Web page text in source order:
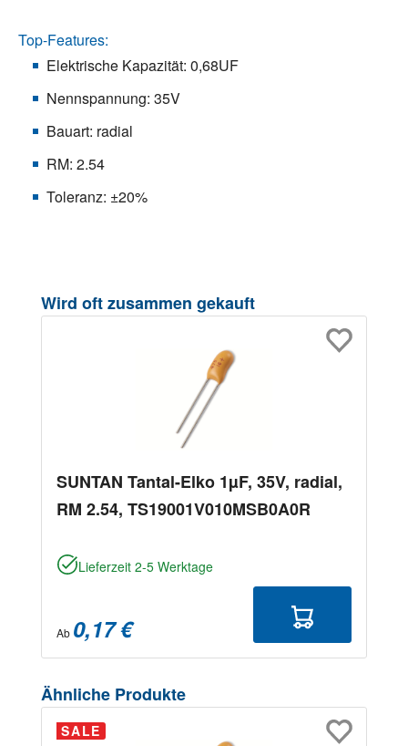
Top-Features:
Elektrische Kapazität: 0,68UF
Nennspannung: 35V
Bauart: radial
RM: 2.54
Toleranz: ±20%
Produktgalerie überspringen
Wird oft zusammen gekauft
SUNTAN Tantal-Elko 1µF, 35V, radial,
RM 2.54, TS19001V010MSB0A0R
Lieferzeit 2-5 Werktage
Ab 0,17 €
Produktgalerie überspringen
Ähnliche Produkte
SALE